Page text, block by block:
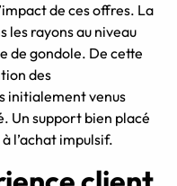
de ces offres. La
les rayons au niveau
de gondole. De cette
des
initialement venus
Un support bien placé
l’achat impulsif.